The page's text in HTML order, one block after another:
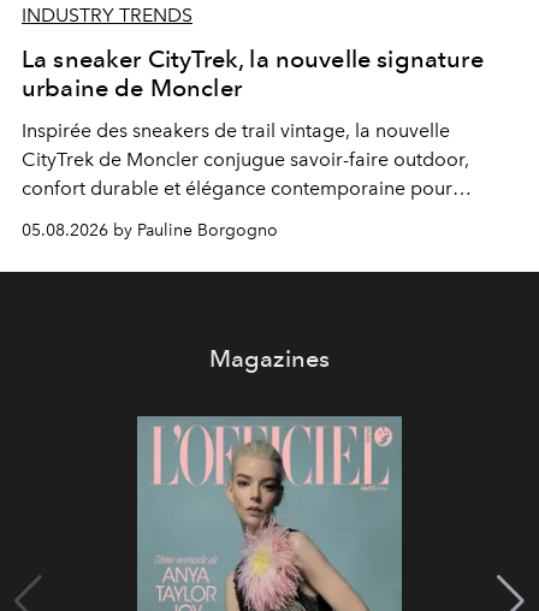
INDUSTRY TRENDS
La sneaker CityTrek, la nouvelle signature
urbaine de Moncler
Inspirée des sneakers de trail vintage, la nouvelle
CityTrek de Moncler conjugue savoir-faire outdoor,
confort durable et élégance contemporaine pour
accompagner les explorations du quotidien.
05.08.2026 by Pauline Borgogno
Magazines